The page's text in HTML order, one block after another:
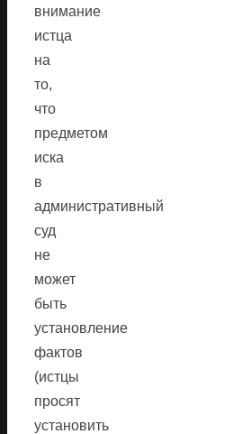
внимание
истца
на
то,
что
предметом
иска
в
административный
суд
не
может
быть
установление
фактов
(истцы
просят
установить